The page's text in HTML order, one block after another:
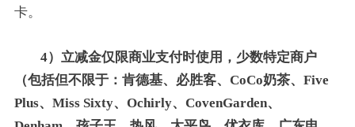
卡。
4）立减金仅限商业支付时使用，少数特定商户
（包括但不限于：肯德基、必胜客、CoCo奶茶、Five
Plus、Miss Sixty、Ochirly、CovenGarden、